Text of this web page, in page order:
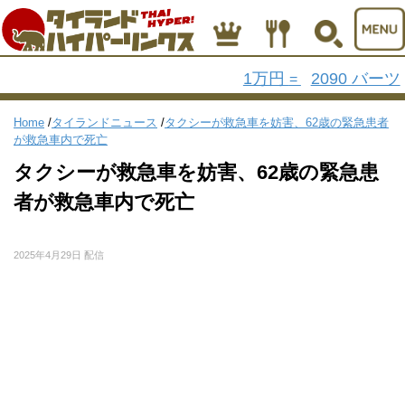
1万円 = 2090 バーツ
Home /タイランドニュース /タクシーが救急車を妨害、62歳の緊急患者
が救急車内で死亡
タクシーが救急車を妨害、62歳の緊急患
者が救急車内で死亡
2025年4月29日 配信